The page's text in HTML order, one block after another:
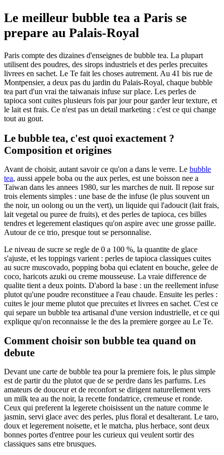
Le meilleur bubble tea a Paris se
prepare au Palais-Royal
Paris compte des dizaines d'enseignes de bubble tea. La plupart
utilisent des poudres, des sirops industriels et des perles precuites
livrees en sachet. Le Te fait les choses autrement. Au 41 bis rue de
Montpensier, a deux pas du jardin du Palais-Royal, chaque bubble
tea part d'un vrai the taiwanais infuse sur place. Les perles de
tapioca sont cuites plusieurs fois par jour pour garder leur texture, et
le lait est frais. Ce n'est pas un detail marketing : c'est ce qui change
tout au gout.
Le bubble tea, c'est quoi exactement ?
Composition et origines
Avant de choisir, autant savoir ce qu'on a dans le verre. Le bubble
tea, aussi appele boba ou the aux perles, est une boisson nee a
Taiwan dans les annees 1980, sur les marches de nuit. Il repose sur
trois elements simples : une base de the infuse (le plus souvent un
the noir, un oolong ou un the vert), un liquide qui l'adoucit (lait frais,
lait vegetal ou puree de fruits), et des perles de tapioca, ces billes
tendres et legerement elastiques qu'on aspire avec une grosse paille.
Autour de ce trio, presque tout se personnalise.
Le niveau de sucre se regle de 0 a 100 %, la quantite de glace
s'ajuste, et les toppings varient : perles de tapioca classiques cuites
au sucre muscovado, popping boba qui eclatent en bouche, gelee de
coco, haricots azuki ou creme mousseuse. La vraie difference de
qualite tient a deux points. D'abord la base : un the reellement infuse
plutot qu'une poudre reconstituee a l'eau chaude. Ensuite les perles :
cuites le jour meme plutot que precuites et livrees en sachet. C'est ce
qui separe un bubble tea artisanal d'une version industrielle, et ce qui
explique qu'on reconnaisse le the des la premiere gorgee au Le Te.
Comment choisir son bubble tea quand on
debute
Devant une carte de bubble tea pour la premiere fois, le plus simple
est de partir du the plutot que de se perdre dans les parfums. Les
amateurs de douceur et de reconfort se dirigent naturellement vers
un milk tea au the noir, la recette fondatrice, cremeuse et ronde.
Ceux qui preferent la legerete choisissent un the nature comme le
jasmin, servi glace avec des perles, plus floral et desalterant. Le taro,
doux et legerement noisette, et le matcha, plus herbace, sont deux
bonnes portes d'entree pour les curieux qui veulent sortir des
classiques sans etre brusques.